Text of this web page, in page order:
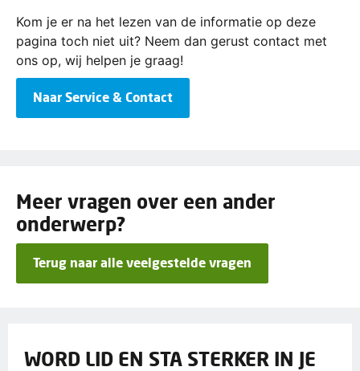
Kom je er na het lezen van de informatie op deze
pagina toch niet uit? Neem dan gerust contact met
ons op, wij helpen je graag!
Naar Service & Contact
Meer vragen over een ander
onderwerp?
Terug naar alle veelgestelde vragen
WORD LID EN STA STERKER IN JE